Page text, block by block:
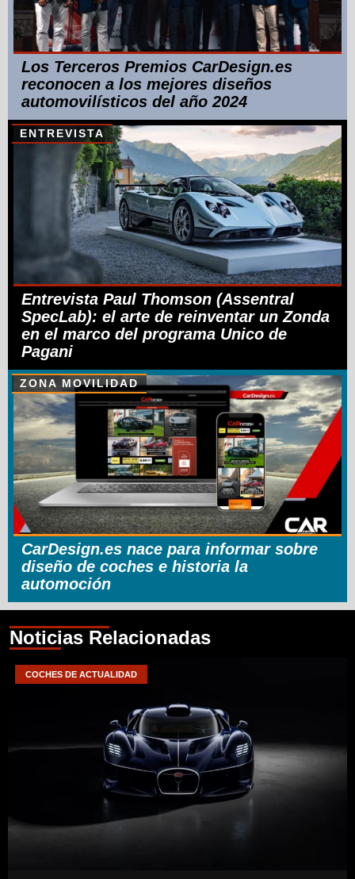
Los Terceros Premios CarDesign.es
reconocen a los mejores diseños
automovilísticos del año 2024
ENTREVISTA
Entrevista Paul Thomson (Assentral
SpecLab): el arte de reinventar un Zonda
en el marco del programa Unico de
Pagani
ZONA MOVILIDAD
CarDesign.es nace para informar sobre
diseño de coches e historia la
automoción
Noticias Relacionadas
COCHES DE ACTUALIDAD